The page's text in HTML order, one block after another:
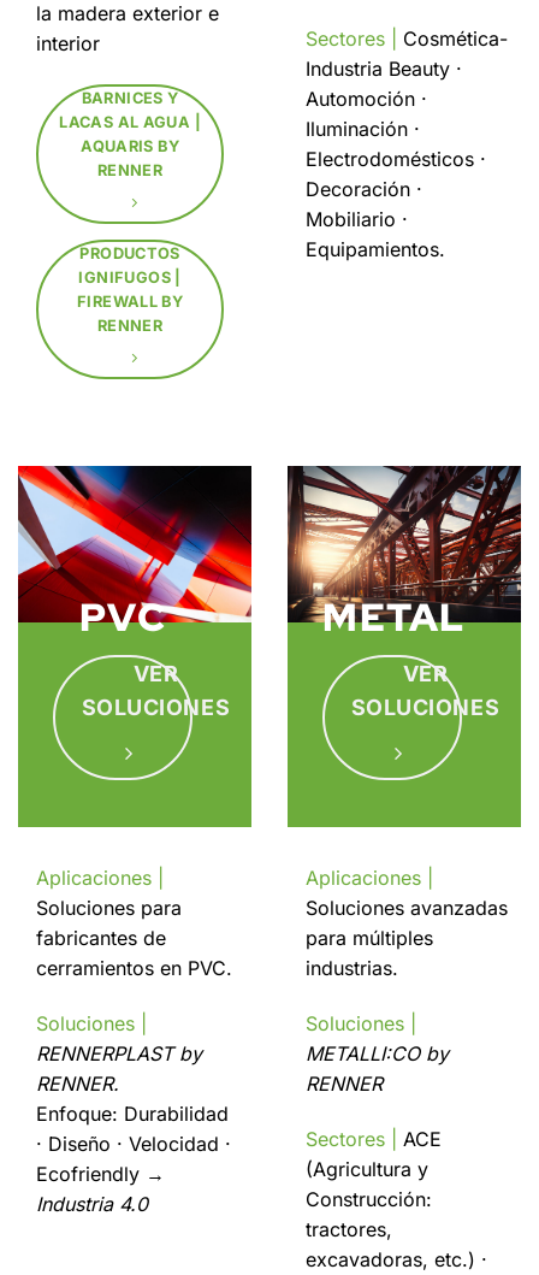
la madera exterior e
interior
BARNICES Y
LACAS AL AGUA |
AQUARIS BY
RENNER
PRODUCTOS
IGNIFUGOS |
FIREWALL BY
RENNER
Sectores | Cosmética-
Industria Beauty ·
Automoción ·
Iluminación ·
Electrodomésticos ·
Decoración ·
Mobiliario ·
Equipamientos.
PVC
VER
SOLUCIONES
Aplicaciones |
Soluciones para
fabricantes de
cerramientos en PVC.
Soluciones |
RENNERPLAST by
RENNER.
Enfoque: Durabilidad
· Diseño · Velocidad ·
Ecofriendly →
Industria 4.0
METAL
VER
SOLUCIONES
Aplicaciones |
Soluciones avanzadas
para múltiples
industrias.
Soluciones |
METALLI:CO by
RENNER
Sectores |
ACE
(Agricultura y
Construcción:
tractores,
excavadoras, etc.) ·